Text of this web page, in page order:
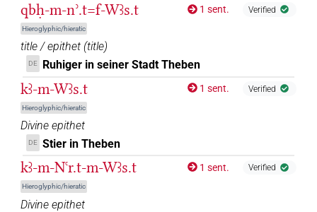
qbḥ-m-nʾ.t=f-Wꜣs.t
Hieroglyphic/hieratic
1 sent. Verified
title / epithet (title)
DE Ruhiger in seiner Stadt Theben
kꜣ-m-Wꜣs.t
Hieroglyphic/hieratic
1 sent. Verified
Divine epithet
DE Stier in Theben
kꜣ-m-Nꜥr.t-m-Wꜣs.t
Hieroglyphic/hieratic
1 sent. Verified
Divine epithet